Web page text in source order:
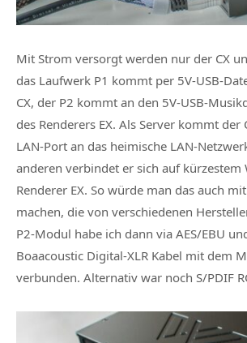
Mit Strom versorgt werden nur der CX
das Laufwerk P1 kommt per 5V-USB-
CX, der P2 kommt an den 5V-USB-
des Renderers EX. Als Server kommt der
LAN-Port an das heimische LAN-
anderen verbindet er sich auf kürzestem
Renderer EX. So würde man das auch
machen, die von verschiedenen
P2-Modul habe ich dann via AES/EBU
Boaacoustic Digital-XLR Kabel mit dem
verbunden. Alternativ war noch S/PDIF